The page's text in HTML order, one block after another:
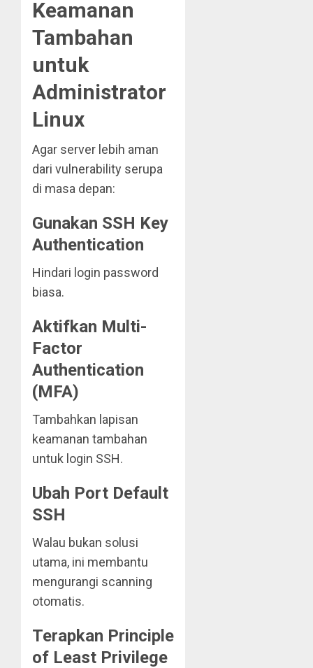
Keamanan
Tambahan
untuk
Administrator
Linux
Agar server lebih aman
dari vulnerability serupa
di masa depan:
Gunakan SSH Key
Authentication
Hindari login password
biasa.
Aktifkan Multi-
Factor
Authentication
(MFA)
Tambahkan lapisan
keamanan tambahan
untuk login SSH.
Ubah Port Default
SSH
Walau bukan solusi
utama, ini membantu
mengurangi scanning
otomatis.
Terapkan Principle
of Least Privilege